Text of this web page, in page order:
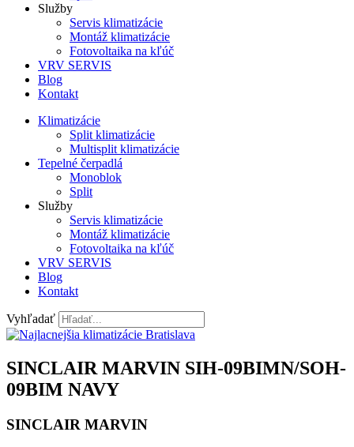
Služby
Servis klimatizácie
Montáž klimatizácie
Fotovoltaika na kľúč
VRV SERVIS
Blog
Kontakt
Klimatizácie
Split klimatizácie
Multisplit klimatizácie
Tepelné čerpadlá
Monoblok
Split
Služby
Servis klimatizácie
Montáž klimatizácie
Fotovoltaika na kľúč
VRV SERVIS
Blog
Kontakt
Vyhľadať
SINCLAIR MARVIN SIH-09BIMN/SOH-
09BIM NAVY
SINCLAIR MARVIN